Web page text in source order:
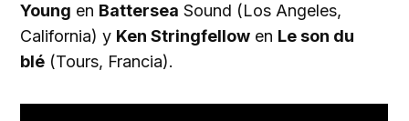
Young en Battersea Sound (Los Angeles,
California) y Ken Stringfellow en Le son du
blé (Tours, Francia).